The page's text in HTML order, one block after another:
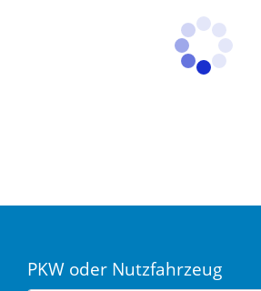
PKW oder Nutzfahrzeug